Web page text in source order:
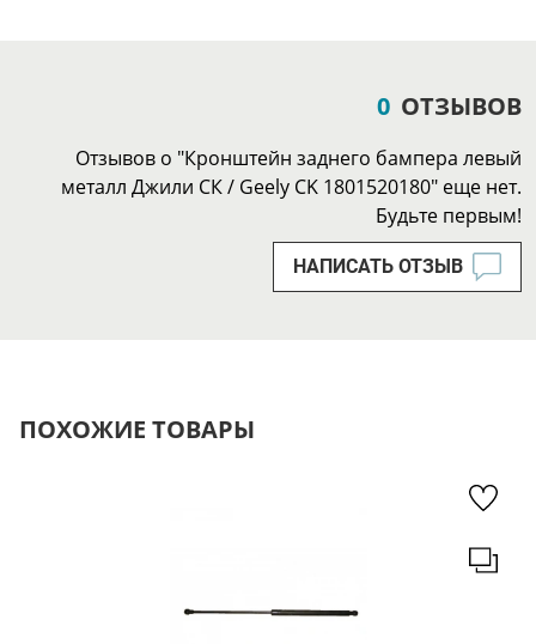
0 ОТЗЫВОВ
Отзывов о "Кронштейн заднего бампера левый
металл Джили СК / Geely CK 1801520180" еще нет.
Будьте первым!
НАПИСАТЬ ОТЗЫВ
ПОХОЖИЕ ТОВАРЫ